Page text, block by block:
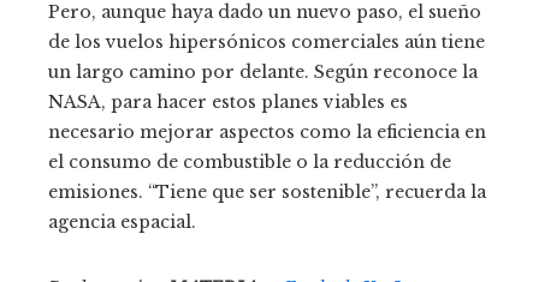
Pero, aunque haya dado un nuevo paso, el sueño
de los vuelos hipersónicos comerciales aún tiene
un largo camino por delante. Según reconoce la
NASA, para hacer estos planes viables es
necesario mejorar aspectos como la eficiencia en
el consumo de combustible o la reducción de
emisiones. “Tiene que ser sostenible”, recuerda la
agencia espacial.